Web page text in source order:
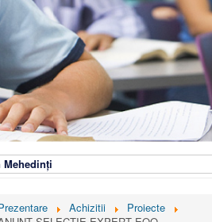
Mehedinți
Achizitii
Proiecte